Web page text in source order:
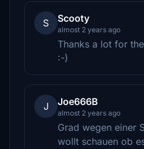
S Scooty
almost 2 years ago
Thanks a lot for
:-)
J Joe666B
almost 2 years ago
Grad wegen einer
wollt schauen ob